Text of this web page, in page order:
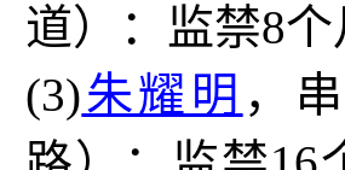
道）：监禁8个
(3)朱耀明 ，